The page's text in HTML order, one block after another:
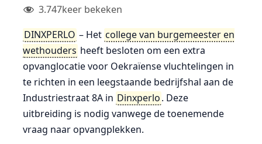
3.747keer bekeken
DINXPERLO – Het college van burgemeester en
wethouders heeft besloten om een extra
opvanglocatie voor Oekraïense vluchtelingen in
te richten in een leegstaande bedrijfshal aan de
Industriestraat 8A in Dinxperlo. Deze
uitbreiding is nodig vanwege de toenemende
vraag naar opvangplekken.